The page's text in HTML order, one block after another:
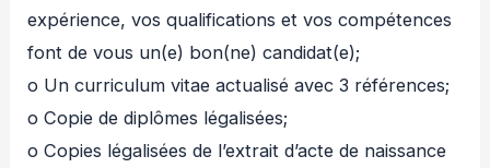
expérience, vos qualifications et vos compétences
font de vous un(e) bon(ne) candidat(e);
o Un curriculum vitae actualisé avec 3 références;
o Copie de diplômes légalisées;
o Copies légalisées de l’extrait d’acte de naissance